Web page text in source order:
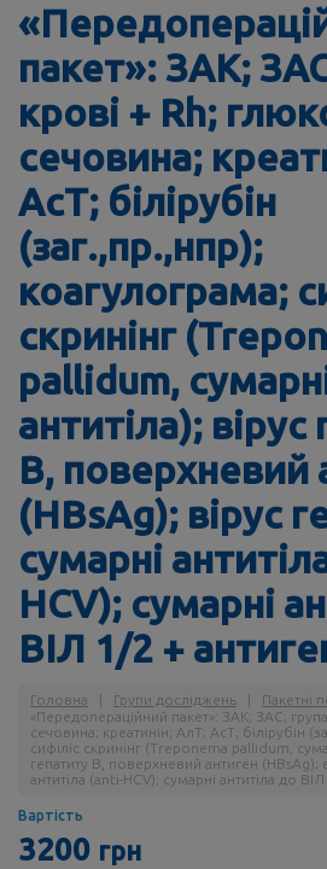
пакет»: ЗАК;
крові + Rh;
сечовина;
АсТ; білірубін
(заг.,пр.,нпр);
коагулограма;
скринінг
pallidum,
антитіла); вірус
В, поверхневий
(HBsAg); вірус
сумарні
HCV); сумарні
ВІЛ 1/2 +
Головна Групи досліджень Пакетні
«Передопераційний пакет»: ЗАК; ЗАС;
сечовина; креатинін; АлТ; АсТ; білірубін
сифіліс скринінг (Treponema pallidum,
гепатиту В, поверхневий антиген (HBsAg);
антитіла (anti-HCV); сумарні антитіла до
Вартість
3200 грн